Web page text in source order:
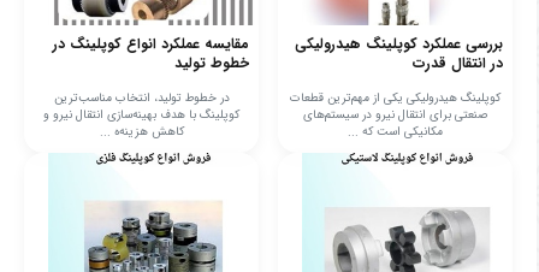
بررسی عملکرد کوپلینگ هیدرولیکی
در انتقال قدرت
کوپلینگ هیدرولیکی یکی از مهم‌ترین قطعات
صنعتی برای انتقال نیرو در سیستم‌های
مکانیکی است که ...
مقایسه عملکرد انواع کوپلینگ در
خطوط تولید
در خطوط تولید، انتخاب مناسب‌ترین
کوپلینگ با هدف بهینه‌سازی انتقال نیرو و
کاهش هزینه‌ه ...